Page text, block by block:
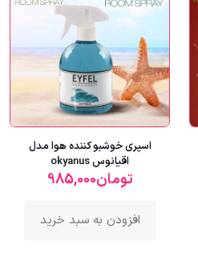
اسپری خوشبو کننده هوا مدل
اقیانوس okyanus
تومان985,000
افزودن به سبد خرید